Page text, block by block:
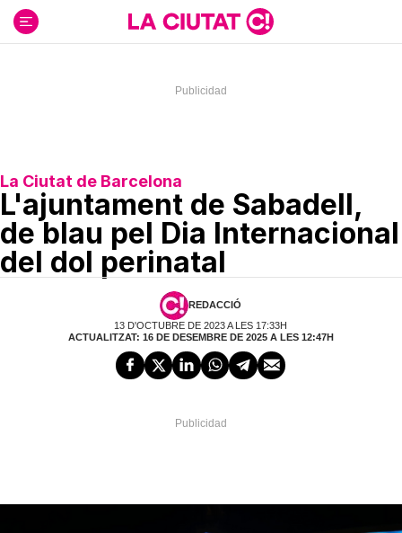
contenido
La Ciutat de Barcelona
L'ajuntament de Sabadell,
de blau pel Dia Internacional
del dol perinatal
REDACCIÓ
13 D'OCTUBRE DE 2023 A LES 17:33H
ACTUALITZAT: 16 DE DESEMBRE DE 2025 A LES 12:47H